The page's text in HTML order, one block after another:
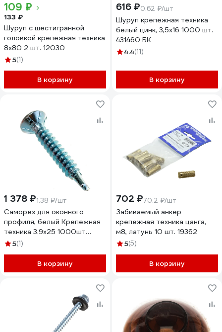
109 ₽
133 ₽
Шуруп с шестигранной
головкой крепежная техника
8x80 2 шт. 12030
5(1)
В корзину
616 ₽0.62 ₽/шт
Шуруп крепежная техника
белый цинк, 3,5x16 1000 шт.
431460 БК
4.4(11)
В корзину
1 378 ₽1.38 ₽/шт
Саморез для оконного
профиля, белый Крепежная
техника 3.9х25 1000шт
430808 БК
5(1)
В корзину
702 ₽70.2 ₽/шт
Забиваемый анкер
крепежная техника цанга,
м8, латунь 10 шт. 19362
5(5)
В корзину